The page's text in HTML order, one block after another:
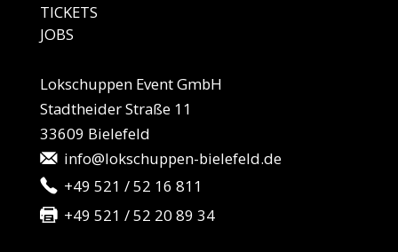
TICKETS
JOBS
Lokschuppen Event GmbH
Stadtheider Straße 11
33609 Bielefeld
info@lokschuppen-bielefeld.de
+49 521 / 52 16 811
+49 521 / 52 20 89 34